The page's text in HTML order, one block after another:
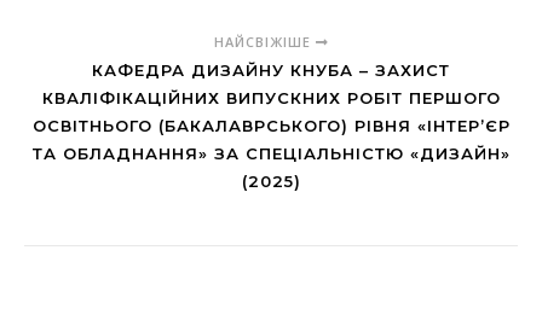
НАЙСВІЖІШЕ
КАФЕДРА ДИЗАЙНУ КНУБА – ЗАХИСТ
КВАЛІФІКАЦІЙНИХ ВИПУСКНИХ РОБІТ ПЕРШОГО
ОСВІТНЬОГО (БАКАЛАВРСЬКОГО) РІВНЯ «ІНТЕР’ЄР
ТА ОБЛАДНАННЯ» ЗА СПЕЦІАЛЬНІСТЮ «ДИЗАЙН»
(2025)